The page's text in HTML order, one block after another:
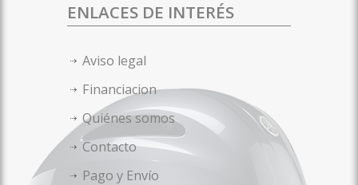
ENLACES DE INTERÉS
Aviso legal
Financiacion
Quiénes somos
Contacto
Pago y Envío